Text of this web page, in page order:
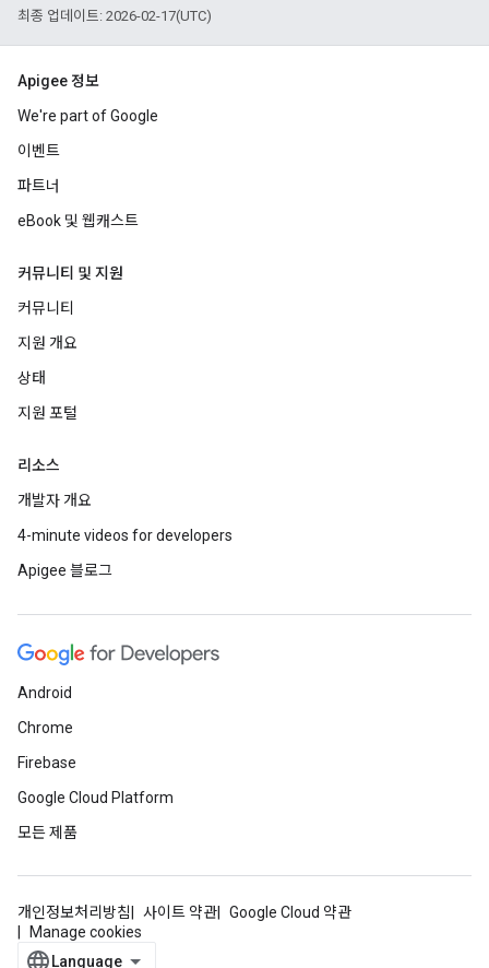
최종 업데이트: 2026-02-17(UTC)
Apigee 정보
We're part of Google
이벤트
파트너
eBook 및 웹캐스트
커뮤니티 및 지원
커뮤니티
지원 개요
상태
지원 포털
리소스
개발자 개요
4-minute videos for developers
Apigee 블로그
Android
Chrome
Firebase
Google Cloud Platform
모든 제품
개인정보처리방침 사이트 약관
Google Cloud 약관
Manage cookies